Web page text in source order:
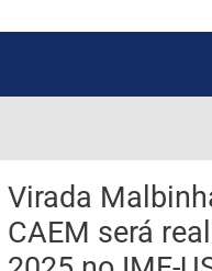
Virada
CAEM será